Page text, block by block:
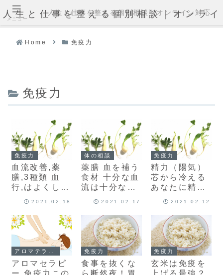
人生と仕事を整える個別相談｜オンラ
Home 免疫力
免疫力
免疫力
血流改善,薬
膳,3種類 血
行,はよくして
食材
2021.02.18
体の相談
薬膳 血を補う
食材 十分な血
流は十分な血
類
2021.02.17
免疫力
精力（陽気）
芯から冷える
あなたに精を
2021.02.12
アロマセラピ
ー 免疫力この
免疫力
食事を抜くな
ら断然夜！胃
免疫力
玄米は免疫を
上げる最強？
メニュー
人生と仕事を整える個別相談｜オンライン対応